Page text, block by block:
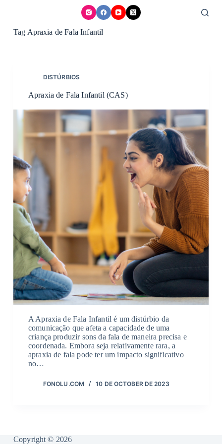
Tag Apraxia de Fala Infantil
DISTÚRBIOS
Apraxia de Fala Infantil (CAS)
A Apraxia de Fala Infantil é um distúrbio da
comunicação que afeta a capacidade de uma
criança produzir sons da fala de maneira precisa e
coordenada. Embora seja relativamente rara, a
apraxia de fala pode ter um impacto significativo
no…
FONOLU.COM 10 DE OCTOBER DE 2023
Copyright © 2026